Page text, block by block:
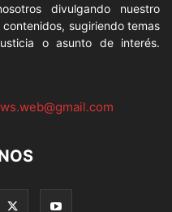
divulgando nuestro
sugiriendo temas
o asunto de interés.